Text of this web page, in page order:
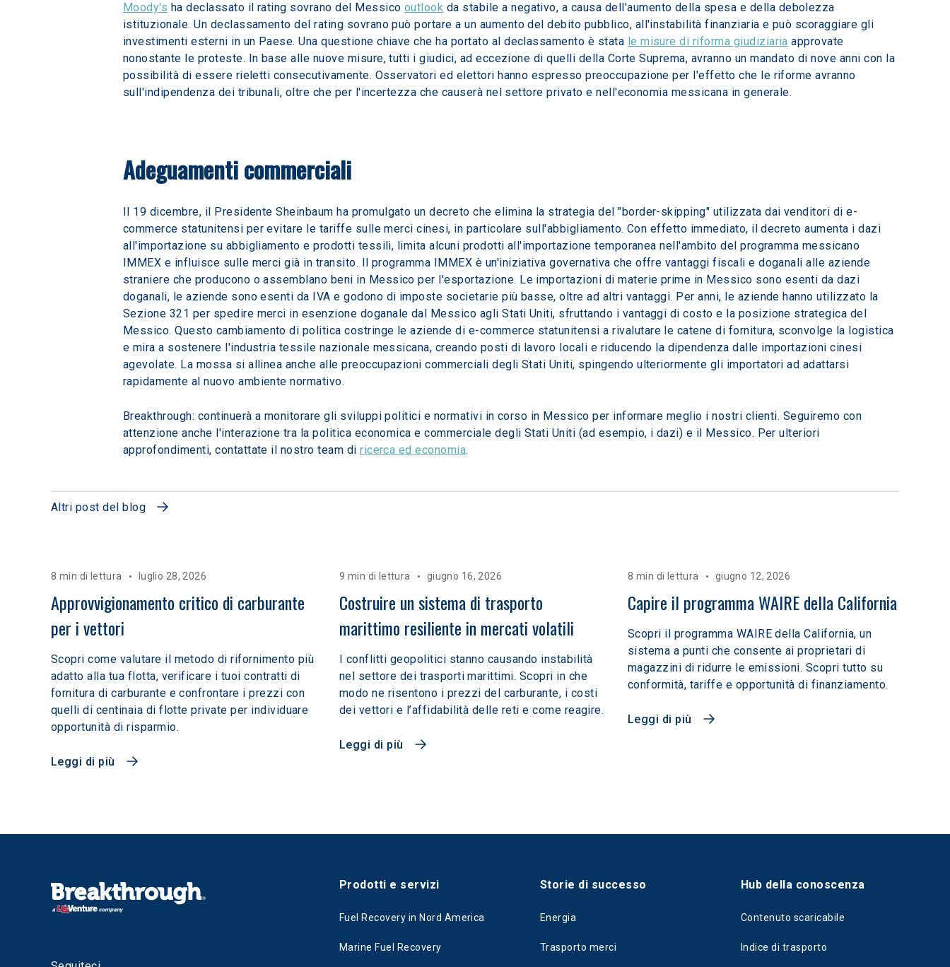
Moody's ha declassato il rating sovrano del Messico outlook da stabile a negativo, a causa dell'aumento della spesa e della debolezza
istituzionale. Un declassamento del rating sovrano può portare a un aumento del debito pubblico, all'instabilità finanziaria e può scoraggiare gli
investimenti esterni in un Paese. Una questione chiave che ha portato al declassamento è stata le misure di riforma giudiziaria approvate
nonostante le proteste. In base alle nuove misure, tutti i giudici, ad eccezione di quelli della Corte Suprema, avranno un mandato di nove anni con la
possibilità di essere rieletti consecutivamente. Osservatori ed elettori hanno espresso preoccupazione per l'effetto che le riforme avranno
sull'indipendenza dei tribunali, oltre che per l'incertezza che causerà nel settore privato e nell'economia messicana in generale.
Adeguamenti commerciali
Il 19 dicembre, il Presidente Sheinbaum ha promulgato un decreto che elimina la strategia del "border-skipping" utilizzata dai venditori di e-
commerce statunitensi per evitare le tariffe sulle merci cinesi, in particolare sull'abbigliamento. Con effetto immediato, il decreto aumenta i dazi
all'importazione su abbigliamento e prodotti tessili, limita alcuni prodotti all'importazione temporanea nell'ambito del programma messicano
IMMEX e influisce sulle merci già in transito. Il programma IMMEX è un'iniziativa governativa che offre vantaggi fiscali e doganali alle aziende
straniere che producono o assemblano beni in Messico per l'esportazione. Le importazioni di materie prime in Messico sono esenti da dazi
doganali, le aziende sono esenti da IVA e godono di imposte societarie più basse, oltre ad altri vantaggi. Per anni, le aziende hanno utilizzato la
Sezione 321 per spedire merci in esenzione doganale dal Messico agli Stati Uniti, sfruttando i vantaggi di costo e la posizione strategica del
Messico. Questo cambiamento di politica costringe le aziende di e-commerce statunitensi a rivalutare le catene di fornitura, sconvolge la logistica
e mira a sostenere l'industria tessile nazionale messicana, creando posti di lavoro locali e riducendo la dipendenza dalle importazioni cinesi
agevolate. La mossa si allinea anche alle preoccupazioni commerciali degli Stati Uniti, spingendo ulteriormente gli importatori ad adattarsi
rapidamente al nuovo ambiente normativo.
Breakthrough: continuerà a monitorare gli sviluppi politici e normativi in corso in Messico per informare meglio i nostri clienti. Seguiremo con
attenzione anche l'interazione tra la politica economica e commerciale degli Stati Uniti (ad esempio, i dazi) e il Messico. Per ulteriori
approfondimenti, contattate il nostro team di ricerca ed economia.
Altri post del blog
8 min di lettura luglio 28, 2026
Approvvigionamento critico di carburante
per i vettori
Scopri come valutare il metodo di rifornimento più
adatto alla tua flotta, verificare i tuoi contratti di
fornitura di carburante e confrontare i prezzi con
quelli di centinaia di flotte private per individuare
opportunità di risparmio.
Leggi di più
9 min di lettura giugno 16, 2026
Costruire un sistema di trasporto
marittimo resiliente in mercati volatili
I conflitti geopolitici stanno causando instabilità
nel settore dei trasporti marittimi. Scopri in che
modo ne risentono i prezzi del carburante, i costi
dei vettori e l’affidabilità delle reti e come reagire.
Leggi di più
8 min di lettura giugno 12, 2026
Capire il programma WAIRE della California
Scopri il programma WAIRE della California, un
sistema a punti che consente ai proprietari di
magazzini di ridurre le emissioni. Scopri tutto su
conformità, tariffe e opportunità di finanziamento.
Leggi di più
Prodotti e servizi
Fuel Recovery in Nord America
Marine Fuel Recovery
Storie di successo
Energia
Trasporto merci
Hub della conoscenza
Contenuto scaricabile
Indice di trasporto